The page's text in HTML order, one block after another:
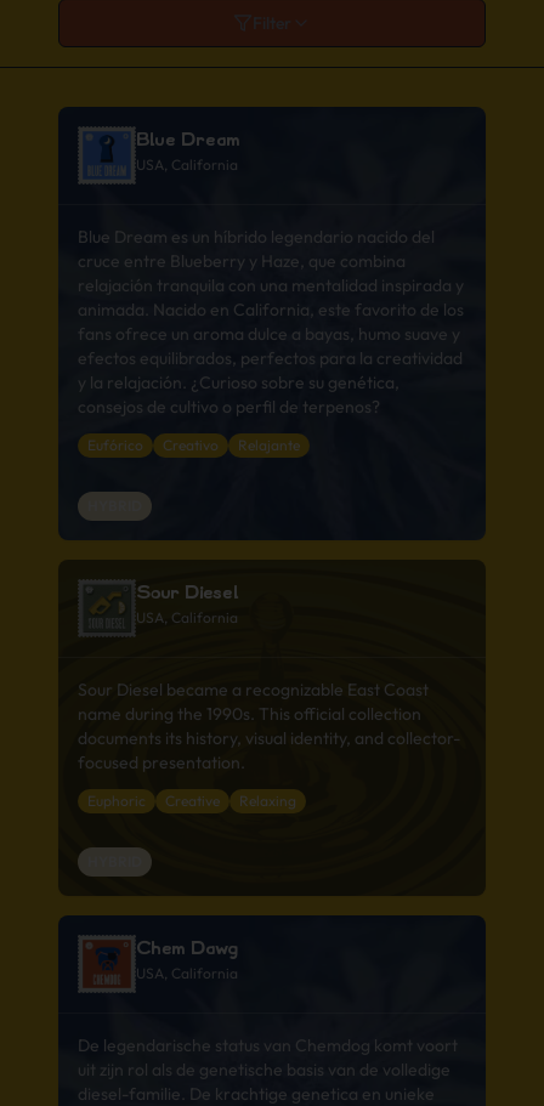
Filter
Blue Dream
USA, California
Blue Dream es un híbrido legendario nacido del
cruce entre Blueberry y Haze, que combina
relajación tranquila con una mentalidad inspirada y
animada. Nacido en California, este favorito de los
fans ofrece un aroma dulce a bayas, humo suave y
efectos equilibrados, perfectos para la creatividad
y la relajación. ¿Curioso sobre su genética,
consejos de cultivo o perfil de terpenos?
Eufórico Creativo Relajante
Sour Diesel
USA, California
Sour Diesel became a recognizable East Coast
name during the 1990s. This official collection
documents its history, visual identity, and collector-
focused presentation.
Euphoric Creative Relaxing
Chem Dawg
USA, California
De legendarische status van Chemdog komt voort
uit zijn rol als de genetische basis van de volledige
diesel-familie. De krachtige genetica en unieke